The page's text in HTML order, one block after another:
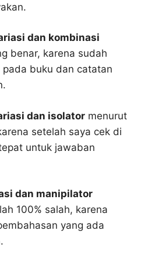
dan kombinasi
benar, karena sudah
buku dan catatan
dan isolator menurut
setelah saya cek di
untuk jawaban
dan manipilator
100% salah, karena
yang ada